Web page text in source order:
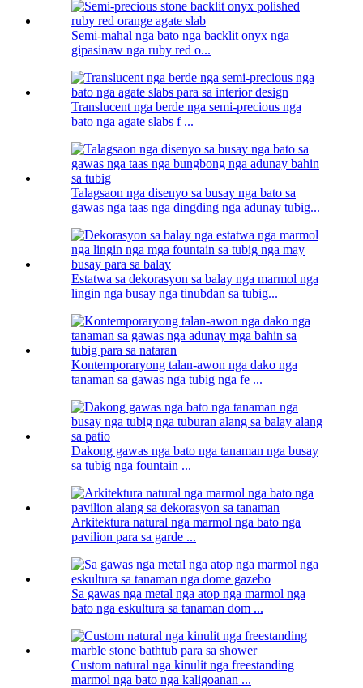
Semi-mahal nga bato nga backlit onyx nga
gipasinaw nga ruby ​​​​red o...
Translucent nga berde nga semi-precious nga
bato nga agate slabs f ...
Talagsaon nga disenyo sa busay nga bato sa
gawas nga taas nga dingding nga adunay tubig...
Estatwa sa dekorasyon sa balay nga marmol nga
lingin nga busay nga tinubdan sa tubig...
Kontemporaryong talan-awon nga dako nga
tanaman sa gawas nga tubig nga fe ...
Dakong gawas nga bato nga tanaman nga busay
sa tubig nga fountain ...
Arkitektura natural nga marmol nga bato nga
pavilion para sa garde ...
Sa gawas nga metal nga atop nga marmol nga
bato nga eskultura sa tanaman dom ...
Custom natural nga kinulit nga freestanding
marmol nga bato nga kaligoanan ...